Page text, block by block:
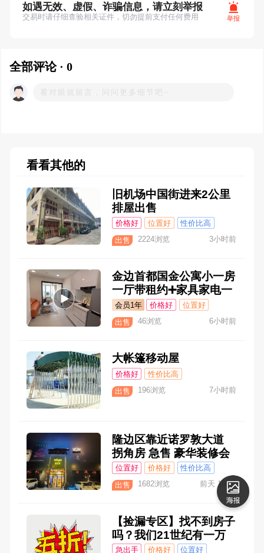
如遇无效、虚假、诈骗信息，请立刻举报
交易时请仔细查验相关证件，切勿提前支付任何费用 举报
全部评论 · 0
看看其他的
旧机场中国街进来2公里
排屋出售
价格好 位置好
性价比高
出售
2224浏览 3小时前
金边首都国金公寓小一房
一厅带租约➕家具家电一
起打包
会员1年 价格好
位置好
性价比高
出售 46浏览 6小时前
大帐篷移动屋
价格好
性价比高
出售
196浏览 7小时前
隆边区靠近诺罗敦大道
拐角房 急售 豪华装修会
所-酒店 之前850万现在6
20万 占地面积908平 小
飞机🆔：@L1988888
位置好 价格好
性价比高
急出手
出售 1682浏览 前天 16:31
【捡漏专区】找不到房子
吗？我们21世纪有一万
条房源，一站看齐，省时
急出手 价格好 位置好